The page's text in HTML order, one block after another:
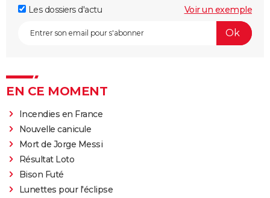
Les dossiers d'actu
Voir un exemple
EN CE MOMENT
Incendies en France
Nouvelle canicule
Mort de Jorge Messi
Résultat Loto
Bison Futé
Lunettes pour l'éclipse